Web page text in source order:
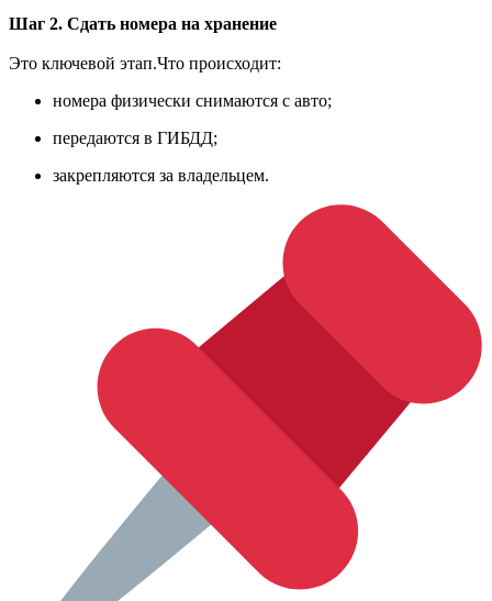
Шаг 2. Сдать номера на хранение
Это ключевой этап.Что происходит:
номера физически снимаются с авто;
передаются в ГИБДД;
закрепляются за владельцем.